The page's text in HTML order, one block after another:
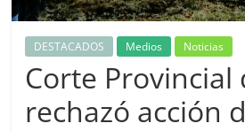
DESTACADOS Medios Noticias
Corte Provincial
rechazó acción